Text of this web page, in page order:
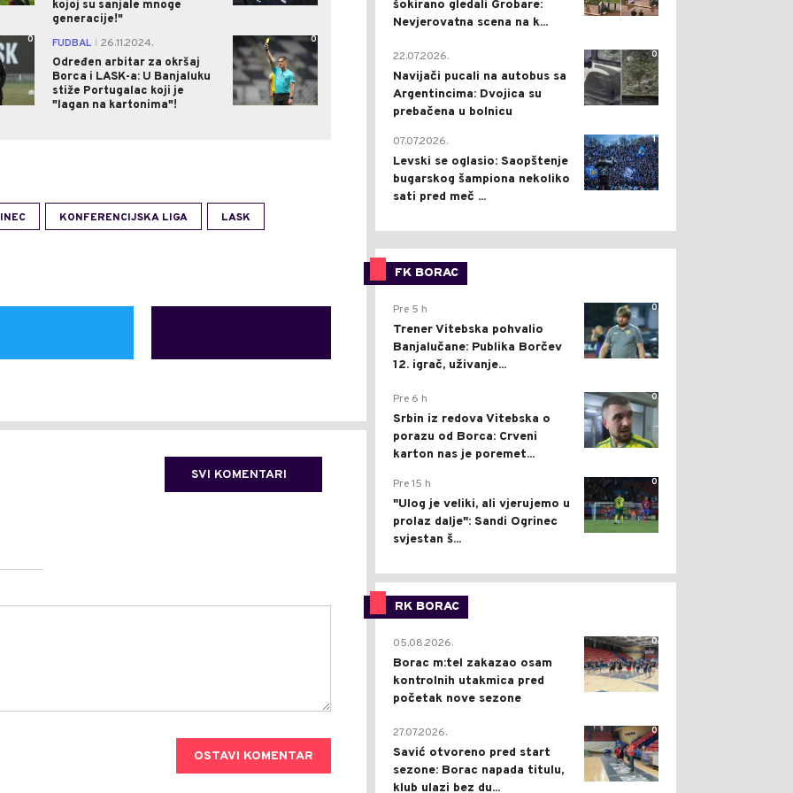
kojoj su sanjale mnoge
generacije!"
0 FUDBAL
26.11.2024.
Određen arbitar za okršaj
Borca i LASK-a: U Banjaluku
stiže Portugalac koji je
"lagan na kartonima"!
0
KONFERENCIJSKA LIGA LASK
SVI KOMENTARI
OSTAVI KOMENTAR
šokirano gledali Grobare:
Nevjerovatna scena na k...
0
22.07.2026.
Navijači pucali na autobus sa
Argentincima: Dvojica su
prebačena u bolnicu
1
07.07.2026.
Levski se oglasio: Saopštenje
bugarskog šampiona nekoliko
sati pred meč ...
FK BORAC
0
Pre 5 h
Trener Vitebska pohvalio
Banjalučane: Publika Borčev
12. igrač, uživanje...
0
Pre 6 h
Srbin iz redova Vitebska o
porazu od Borca: Crveni
karton nas je poremet...
0
Pre 15 h
"Ulog je veliki, ali vjerujemo u
prolaz dalje": Sandi Ogrinec
svjestan š...
RK BORAC
0
05.08.2026.
Borac m:tel zakazao osam
kontrolnih utakmica pred
početak nove sezone
0
27.07.2026.
Savić otvoreno pred start
sezone: Borac napada titulu,
klub ulazi bez du...